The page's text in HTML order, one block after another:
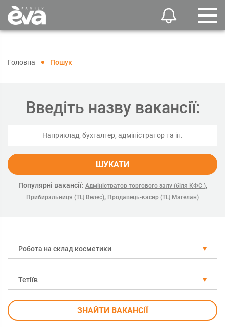
Головна Пошук
Введіть назву вакансії:
ШУКАТИ
Популярні вакансії: Адміністратор торгового залу (біля КФС ),
Прибиральниця (ТЦ Велес), Продавець-касир (ТЦ Магелан)
Робота на склад косметики
Тетіїв
ЗНАЙТИ ВАКАНСІЇ